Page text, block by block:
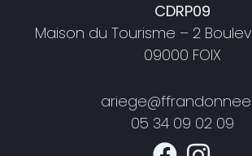
CDRP09
Maison du Tourisme – 2
09000 FOIX
05 34 09 02 09